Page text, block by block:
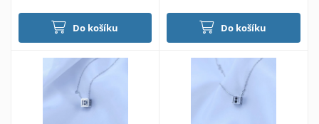
Do košíku Do košíku